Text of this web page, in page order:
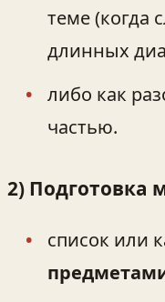
теме (когда
длинных
либо как
частью.
2) Подготовка
список или